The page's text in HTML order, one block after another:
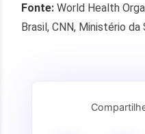
Fonte:World Health
Brasil, CNN, Ministério da